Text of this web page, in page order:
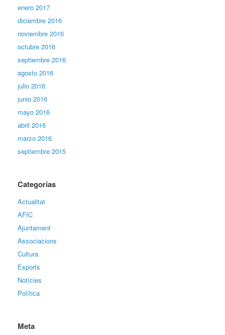
enero 2017
diciembre 2016
noviembre 2016
octubre 2016
septiembre 2016
agosto 2016
julio 2016
junio 2016
mayo 2016
abril 2016
marzo 2016
septiembre 2015
Categorías
Actualitat
AFIC
Ajuntament
Associacions
Cultura
Esports
Notícies
Política
Meta